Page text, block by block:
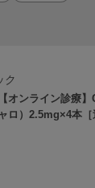
ク
【オンライン診療
ャロ）2.5mg×4本